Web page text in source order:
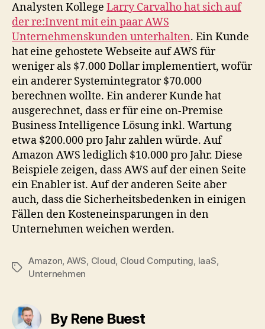
Analysten Kollege Larry Carvalho hat sich auf
der re:Invent mit ein paar AWS
Unternehmenskunden unterhalten. Ein Kunde
hat eine gehostete Webseite auf AWS für
weniger als $7.000 Dollar implementiert, wofür
ein anderer Systemintegrator $70.000
berechnen wollte. Ein anderer Kunde hat
ausgerechnet, dass er für eine on-Premise
Business Intelligence Lösung inkl. Wartung
etwa $200.000 pro Jahr zahlen würde. Auf
Amazon AWS lediglich $10.000 pro Jahr. Diese
Beispiele zeigen, dass AWS auf der einen Seite
ein Enabler ist. Auf der anderen Seite aber
auch, dass die Sicherheitsbedenken in einigen
Fällen den Kosteneinsparungen in den
Unternehmen weichen werden.
Tags
Amazon, AWS, Cloud, Cloud Computing, IaaS,
Unternehmen
By Rene Buest